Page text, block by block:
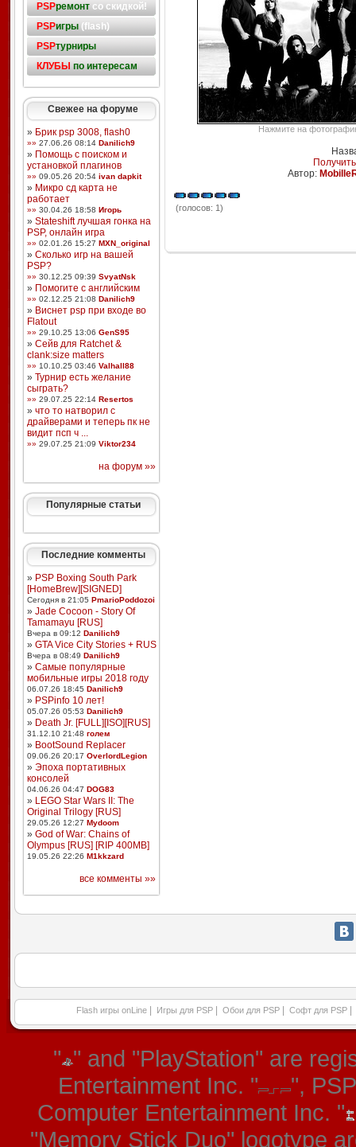
PSPремонтсо скидкой!
PSPигры(flash)
PSPтурниры
КЛУБЫ по интересам
Свежее на форуме
» Брик psp 3008, flash0
»» 27.06.26 08:14 Danilich9
» Помощь с поиском и
установкой плагинов
»» 09.05.26 20:54 ivan dapkit
» Микро сд карта не
работает
»» 30.04.26 18:58 Игорь
» Stateshift лучшая гонка на
PSP, онлайн игра
»» 02.01.26 15:27 MXN_original
» Сколько игр на вашей
PSP?
»» 30.12.25 09:39 SvyatNsk
» Помогите с английским
»» 02.12.25 21:08 Danilich9
» Виснет psp при входе во
Flatout
»» 29.10.25 13:06 GenS95
» Сейв для Ratchet &
clank:size matters
»» 10.10.25 03:46 Valhall88
» Турнир есть желание
сыграть?
»» 29.07.25 22:14 Resertos
» что то натворил с
драйверами и теперь пк не
видит псп ч ...
»» 29.07.25 21:09 Viktor234
на форум »»
Популярные статьи
Последние комменты
» PSP Boxing South Park
[HomeBrew][SIGNED]
Сегодня в 21:05 PmarioPoddozoi
» Jade Cocoon - Story Of
Tamamayu [RUS]
Вчера в 09:12 Danilich9
» GTA Vice City Stories + RUS
Вчера в 08:49 Danilich9
» Самые популярные
мобильные игры 2018 году
06.07.26 18:45 Danilich9
» PSPinfo 10 лет!
05.07.26 05:53 Danilich9
» Death Jr. [FULL][ISO][RUS]
31.12.10 21:48 голем
» BootSound Replacer
09.06.26 20:17 OverlordLegion
» Эпоха портативных
консолей
04.06.26 04:47 DOG83
» LEGO Star Wars II: The
Original Trilogy [RUS]
29.05.26 12:27 Mydoom
» God of War: Chains of
Olympus [RUS] [RIP 400MB]
19.05.26 22:26 M1kkzard
все комменты »»
Нажмите на
Автор:
(голосов: 1)
Flash игры onLine Игры для PSP Обои для PSP Софт для PSP
" " and "PlayStation" are
Entertainment Inc. "
",
Computer Entertainment Inc. "
"Memory Stick Duo" logotype